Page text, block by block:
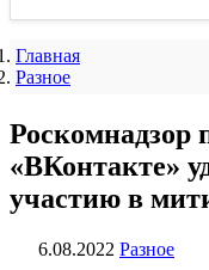
Главная
Разное
Роскомнадзор
«ВКонтакте»
участию в
6.08.2022 Разное